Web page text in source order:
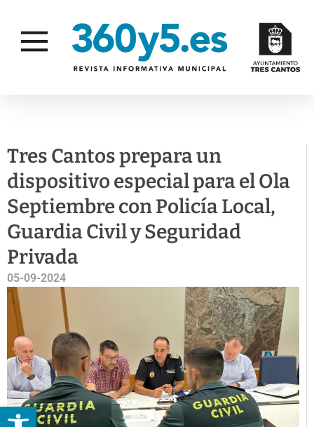
Abrir barra de herramientas
Tres Cantos prepara un
dispositivo especial para el Ola
Septiembre con Policía Local,
Guardia Civil y Seguridad
Privada
05-09-2024